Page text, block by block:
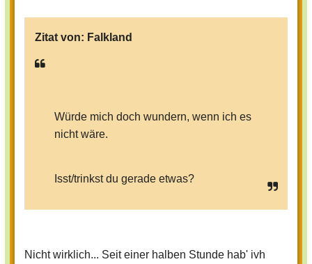
Zitat von: Falkland
Würde mich doch wundern, wenn ich es
nicht wäre.
Isst/trinkst du gerade etwas?
Nicht wirklich... Seit einer halben Stunde hab' ivh